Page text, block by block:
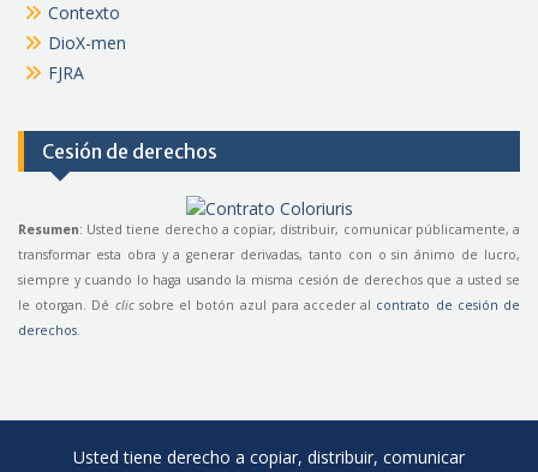
Contexto
DioX-men
FJRA
Cesión de derechos
Resumen: Usted tiene derecho a copiar, distribuir, comunicar públicamente, a
transformar esta obra y a generar derivadas, tanto con o sin ánimo de lucro,
siempre y cuando lo haga usando la misma cesión de derechos que a usted se
le otorgan. Dé clicsobre el botón azul para acceder al contrato de cesión de
derechos
Usted tiene derecho a copiar, distribuir, comunicar